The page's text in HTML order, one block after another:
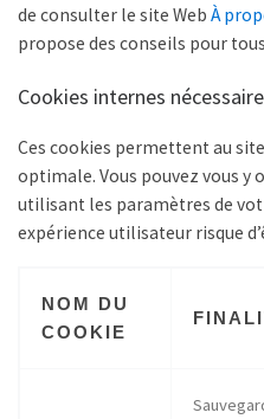
de consulter le site Web À
propose des conseils pour
Cookies internes
Ces cookies permettent au
optimale. Vous pouvez vous y
utilisant les paramètres de
expérience utilisateur risque
NOM DU
COOKIE